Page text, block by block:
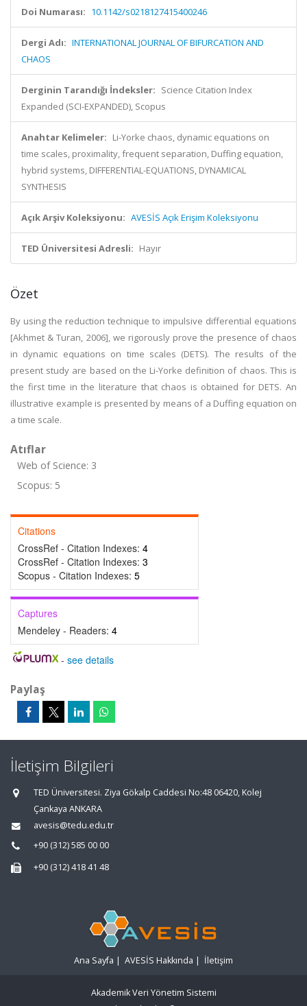
Doi Numarası: 10.1142/s0218127415400246
Dergi Adı: INTERNATIONAL JOURNAL OF BIFURCATION AND
CHAOS
Derginin Tarandığı İndeksler: Science Citation Index
Expanded (SCI-EXPANDED), Scopus
Anahtar Kelimeler: Li-Yorke chaos, dynamic equations on
time scales, proximality, frequent separation, Duffing equation,
hybrid systems, DIFFERENTIAL-EQUATIONS, DYNAMICAL
SYNTHESIS
Açık Arşiv Koleksiyonu: AVESİS Açık Erişim Koleksiyonu
TED Üniversitesi Adresli: Hayır
Özet
By using the reduction technique to impulsive differential equations
[Akhmet & Turan, 2006], we rigorously prove the presence of chaos
in dynamic equations on time scales (DETS). The results of the
present study are based on the Li-Yorke definition of chaos. This is
the first time in the literature that chaos is obtained for DETS. An
illustrative example is presented by means of a Duffing equation on
a time scale.
Atıflar
Web of Science: 3
Scopus: 5
Citations
CrossRef - Citation Indexes: 4
CrossRef - Citation Indexes: 3
Scopus - Citation Indexes: 5
Captures
Mendeley - Readers: 4
- see details
Paylaş
İletişim Bilgileri
TED Üniversitesi. Ziya Gökalp Caddesi No:48 06420, Kolej
Çankaya ANKARA
avesis@tedu.edu.tr
+90 (312) 585 00 00
+90 (312) 418 41 48
Ana Sayfa | AVESİS Hakkında | İletişim
Akademik Veri Yönetim Sistemi